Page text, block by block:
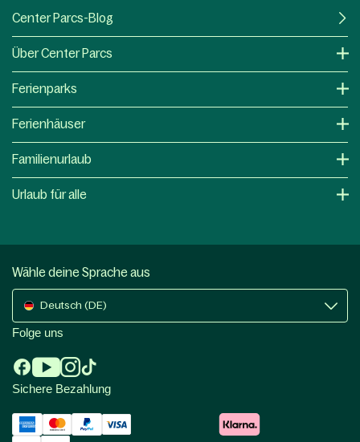
Center Parcs-Blog
Über Center Parcs
Ferienparks
Ferienhäuser
Familienurlaub
Urlaub für alle
Wähle deine Sprache aus
Deutsch (DE)
Folge uns
Sichere Bezahlung